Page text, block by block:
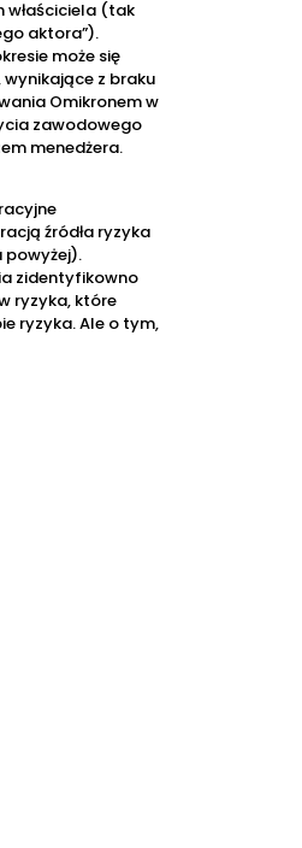
właściciela (tak
aktora”).
może się
wynikające z braku
Omikronem w
zawodowego
menedżera.
źródła ryzyka
powyżej).
zidentyfikowno
ryzyka, które
ryzyka. Ale o tym,